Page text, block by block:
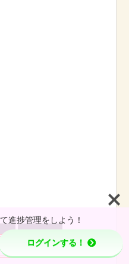
Page Top
進捗管理をしよう！
ログインする！